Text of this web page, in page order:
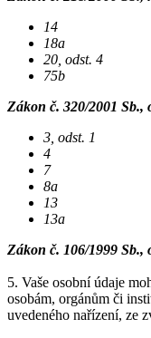
14
18a
20, odst. 4
75b
Zákon č. 320/2001
3, odst. 1
4
7
8a
13
13a
Zákon č. 106/1999 Sb.,
5. Vaše osobní údaje
osobám, orgánům či
uvedeného nařízení, ze